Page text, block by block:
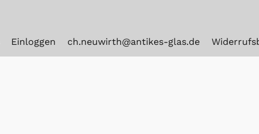
Einloggen ch.neuwirth@antikes-glas.de